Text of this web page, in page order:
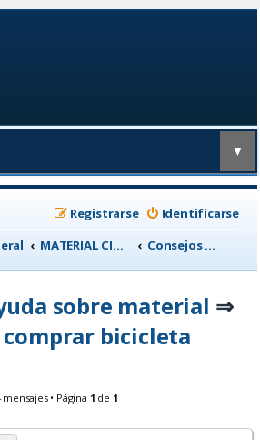
▼
Identificarse
Registrarse
MATERIAL CICLISTA Consejos y Ayuda sobre material
sobre material ⇒
comprar bicicleta
mensajes • Página 1 de 1